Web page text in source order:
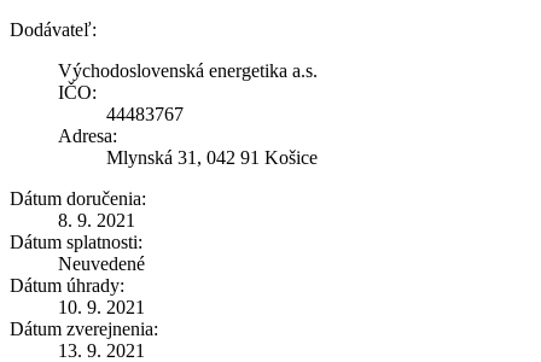
Dodávateľ:
Východoslovenská energetika a.s.
IČO:
44483767
Adresa:
Mlynská 31, 042 91 Košice
Dátum doručenia:
8. 9. 2021
Dátum splatnosti:
Neuvedené
Dátum úhrady:
10. 9. 2021
Dátum zverejnenia:
13. 9. 2021